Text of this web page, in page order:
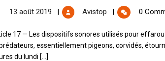
13 août 2019 Avistop 0
essentiellement pigeons, corvidés,
du lundi [...]